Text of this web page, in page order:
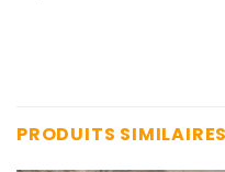
PRODUITS SIMILAIRES